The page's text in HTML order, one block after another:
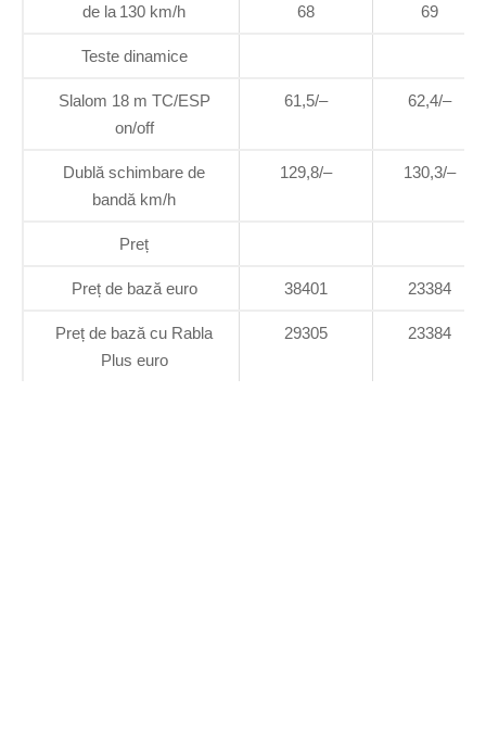
de la 130 km/h 68 69
Teste dinamice
Slalom 18 m TC/ESP
on/off
61,5/– 62,4/–
Dublă schimbare de
bandă km/h
129,8/– 130,3/–
Preț
Preț de bază euro 38401 23384
Preț de bază cu Rabla
Plus euro
29305 23384